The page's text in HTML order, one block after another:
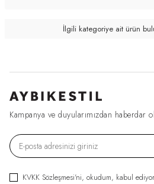
İlgili kategoriye ait ürün
Kampanya ve duyularımızdan haberdar
KVKK Sözleşmesi'ni, okudum, kabul